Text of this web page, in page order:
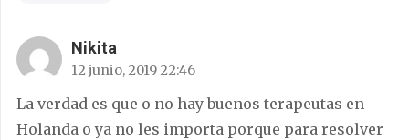
Nikita
12 junio, 2019 22:46
La verdad es que o no hay buenos terapeutas en
Holanda o ya no les importa porque para resolver